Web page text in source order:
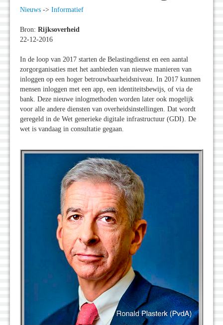
Nieuws -> Informatief
Bron: Rijksoverheid
22-12-2016
In de loop van 2017 starten de Belastingdienst en een aantal
zorgorganisaties met het aanbieden van nieuwe manieren van
inloggen op een hoger betrouwbaarheidsniveau. In 2017 kunnen
mensen inloggen met een app, een identiteitsbewijs, of via de
bank. Deze nieuwe inlogmethoden worden later ook mogelijk
voor alle andere diensten van overheidsinstellingen. Dat wordt
geregeld in de Wet generieke digitale infrastructuur (GDI). De
wet is vandaag in consultatie gegaan.